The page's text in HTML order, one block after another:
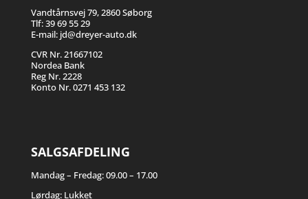
Vandtårnsvej 79, 2860 Søborg
Tlf:39 69 55 29
E-mail: jd@dreyer-auto.dk
CVR Nr. 21667102
Nordea Bank
Reg Nr. 2228
Konto Nr. 0271 453 132
SALGSAFDELING
Mandag – Fredag: 09.00 – 17.00
Lørdag: Lukket